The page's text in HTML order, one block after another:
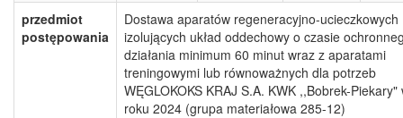
przedmiot
postępowania
Dostawa aparatów regeneracyjno-ucieczkowych
izolujących układ oddechowy o czasie
działania minimum 60 minut wraz z aparatami
treningowymi lub równoważnych dla potrzeb
WĘGLOKOKS KRAJ S.A. KWK ,,Bobrek-Piekary"
roku 2024 (grupa materiałowa 285-12)